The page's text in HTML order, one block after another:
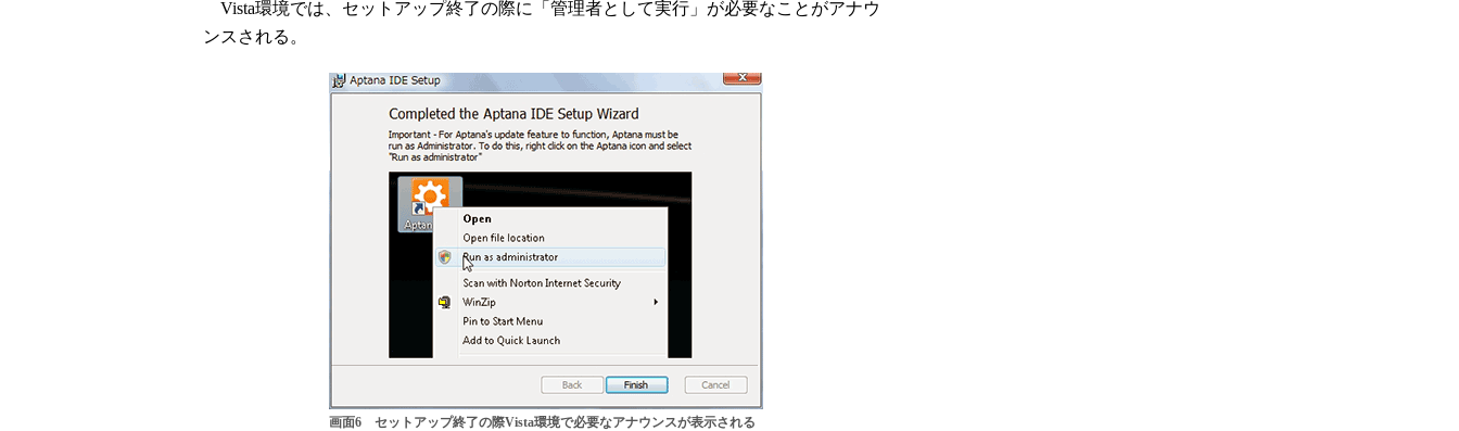
Vista環境では、セットアップ終了の際に「管理者として実行」が必要なことがアナウ
ンスされる。
画面6 セットアップ終了の際Vista環境で必要なアナウンスが表示される